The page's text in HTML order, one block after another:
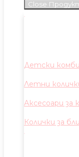
Close
Детски
Летни
Аксесоари за
Колички за